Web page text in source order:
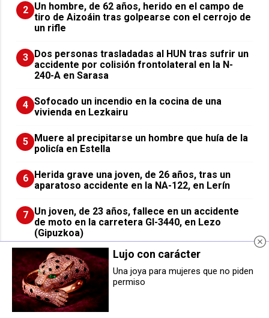
2 Un hombre, de 62 años, herido en el campo de
tiro de Aizoáin tras golpearse con el cerrojo de
un rifle
3 ​Dos personas trasladadas al HUN tras sufrir un
accidente por colisión frontolateral en la N-
240-A en Sarasa
4 Sofocado un incendio en la cocina de una
vivienda en Lezkairu
5 Muere al precipitarse un hombre que huía de la
policía en Estella
6 Herida grave una joven, de 26 años, tras un
aparatoso accidente en la NA-122, en Lerín
7 Un joven, de 23 años, fallece en un accidente
de moto en la carretera GI-3440, en Lezo
(Gipuzkoa)
8 Jonathan Dubasin: "Vengo aquí para ayudar en
todo lo que pueda"
Inicio Quiénes Somos
Siguen en marcha los
Campamentos Urbanos de
Verano 2025 Le Bal en Pamplona
Seis denuncias por agresión
Lujo con carácter
Una joya para mujeres que no piden
permiso